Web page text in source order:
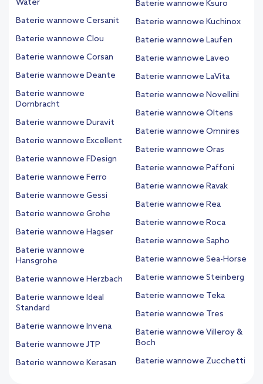
Water
Baterie wannowe Cersanit
Baterie wannowe Clou
Baterie wannowe Corsan
Baterie wannowe Deante
Baterie wannowe
Dornbracht
Baterie wannowe Duravit
Baterie wannowe Excellent
Baterie wannowe FDesign
Baterie wannowe Ferro
Baterie wannowe Gessi
Baterie wannowe Grohe
Baterie wannowe Hagser
Baterie wannowe
Hansgrohe
Baterie wannowe Herzbach
Baterie wannowe Ideal
Standard
Baterie wannowe Invena
Baterie wannowe JTP
Baterie wannowe Kerasan
Baterie wannowe Ksuro
Baterie wannowe Kuchinox
Baterie wannowe Laufen
Baterie wannowe Laveo
Baterie wannowe LaVita
Baterie wannowe Novellini
Baterie wannowe Oltens
Baterie wannowe Omnires
Baterie wannowe Oras
Baterie wannowe Paffoni
Baterie wannowe Ravak
Baterie wannowe Rea
Baterie wannowe Roca
Baterie wannowe Sapho
Baterie wannowe Sea-Horse
Baterie wannowe Steinberg
Baterie wannowe Teka
Baterie wannowe Tres
Baterie wannowe Villeroy &
Boch
Baterie wannowe Zucchetti